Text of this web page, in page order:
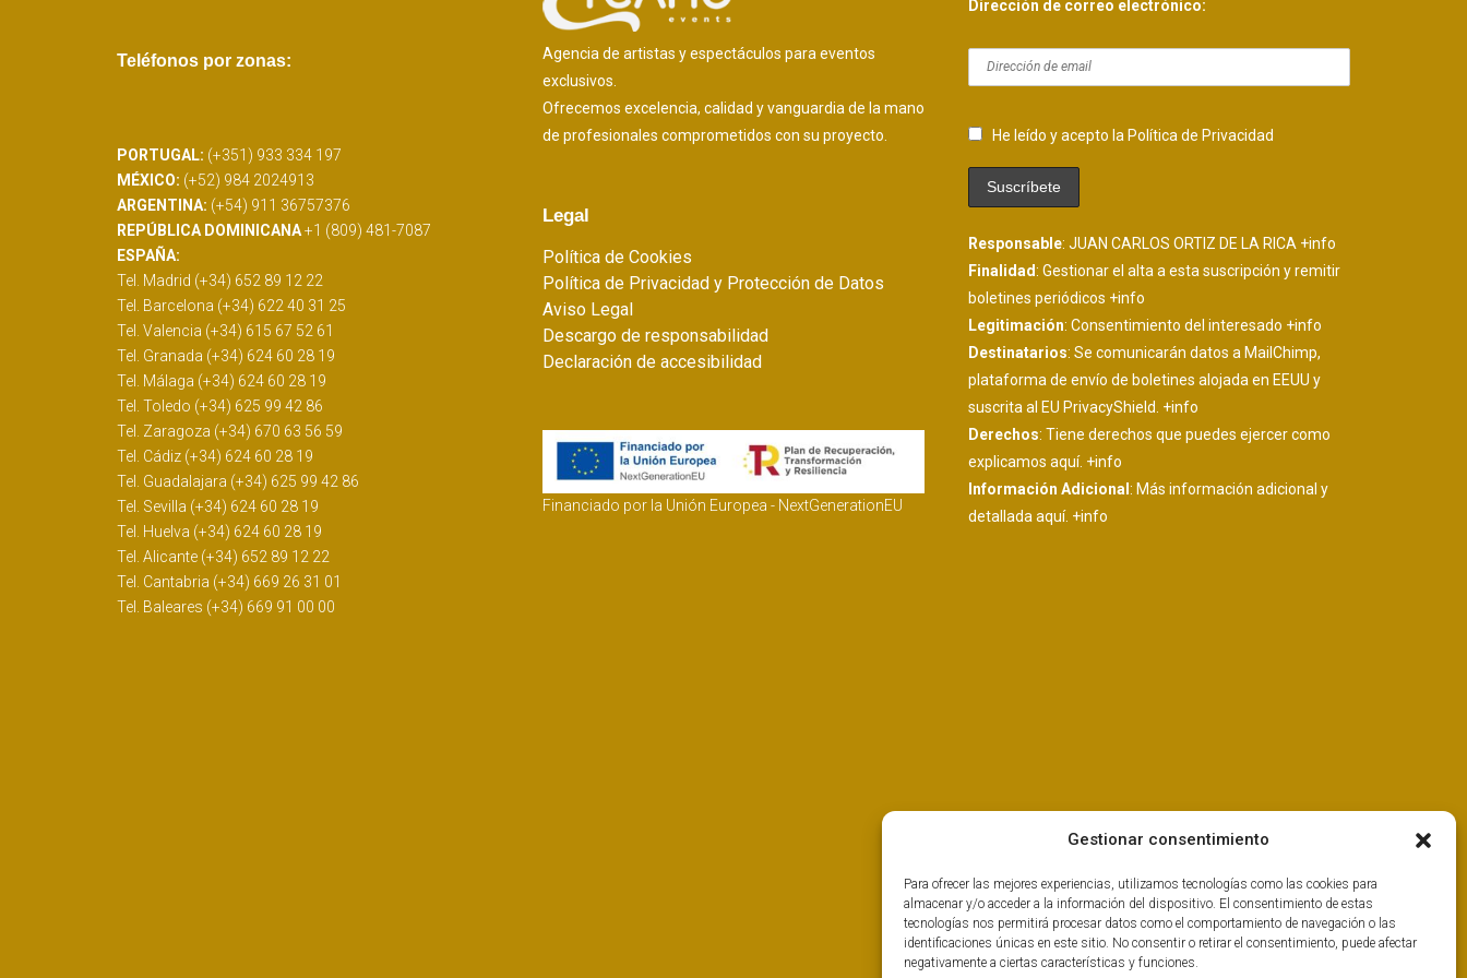
Gestionar consentimiento
Para ofrecer las mejores experiencias, utilizamos tecnologías como las cookies para
almacenar y/o acceder a la información del dispositivo. El consentimiento de estas
tecnologías nos permitirá procesar datos como el comportamiento de navegación o las
identificaciones únicas en este sitio. No consentir o retirar el consentimiento, puede afectar
negativamente a ciertas características y funciones.
Teléfonos por zonas:
PORTUGAL: (+351) 933 334 197
MÉXICO: (+52) 984 2024913
ARGENTINA: (+54) 911 36757376
REPÚBLICA DOMINICANA+1 (809) 481-7087
ESPAÑA:
Tel. Madrid (+34) 652 89 12 22
Tel. Barcelona (+34) 622 40 31 25
Tel. Valencia (+34) 615 67 52 61
Tel. Granada (+34) 624 60 28 19
Tel. Málaga (+34) 624 60 28 19
Tel. Toledo (+34) 625 99 42 86
Tel. Zaragoza (+34) 670 63 56 59
Tel. Cádiz (+34) 624 60 28 19
Tel. Guadalajara (+34) 625 99 42 86
Tel. Sevilla (+34) 624 60 28 19
Tel. Huelva (+34) 624 60 28 19
Tel. Alicante (+34) 652 89 12 22
Tel. Cantabria (+34) 669 26 31 01
Tel. Baleares (+34) 669 91 00 00
Agencia de artistas y espectáculos para eventos
exclusivos.
Ofrecemos excelencia, calidad y vanguardia de la mano
de profesionales comprometidos con su proyecto.
Legal
Política de Cookies
Política de Privacidad y Protección de Datos
Aviso Legal
Descargo de responsabilidad
Declaración de accesibilidad
Financiado por la Unión Europea - NextGenerationEU
Dirección de correo electrónico:
He leído y acepto la Política de Privacidad
Responsable: JUAN CARLOS ORTIZ DE LA RICA +info
Finalidad: Gestionar el alta a esta suscripción y remitir
boletines periódicos +info
Legitimación: Consentimiento del interesado +info
Destinatarios: Se comunicarán datos a MailChimp,
plataforma de envío de boletines alojada en EEUU y
suscrita al EU PrivacyShield. +info
Derechos: Tiene derechos que puedes ejercer como
explicamos aquí. +info
Información Adicional : Más información adicional y
detallada aquí. +info